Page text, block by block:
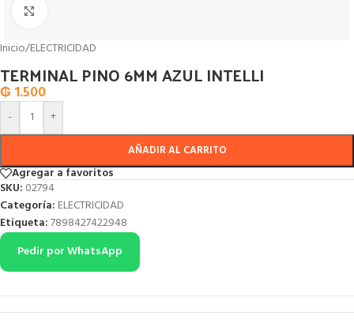
Inicio/ELECTRICIDAD
TERMINAL PINO 6MM AZUL INTELLI
₲ 1.500
- +
AÑADIR AL CARRITO
Agregar a favoritos
SKU: 02794
Categoría: ELECTRICIDAD
Etiqueta:7898427422948
Pedir por WhatsApp